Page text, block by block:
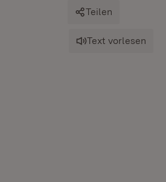
Teilen
Text vorlesen